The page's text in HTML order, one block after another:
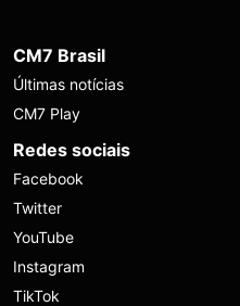
CM7 Brasil
Últimas notícias
CM7 Play
Redes sociais
Facebook
Twitter
YouTube
Instagram
TikTok